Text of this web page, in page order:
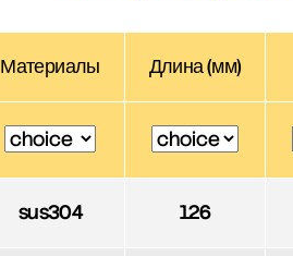
Материалы Длина (мм)
sus304 126